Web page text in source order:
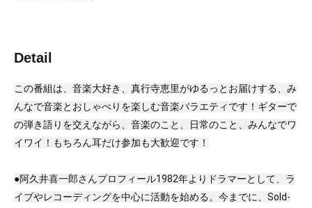
Detail
この番組は、音楽大好き、真行寺恵里がゆるっとお届けする、み
んなで音楽とおしゃべりを楽しむ音楽バラエティです！ギターで
の弾き語りを交えながら、音楽のこと、日常のこと、みんなでワ
イワイ！もちろん耳だけ参加も大歓迎です！
●阿久井喜一郎さんプロフィール1982年よりドラマーとして、ラ
イブやレコーディングを中心に活動を始める。今までに、Sold-